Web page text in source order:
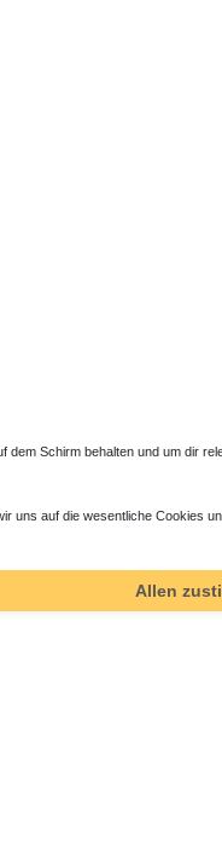
Schirm behalten und um dir
uns auf die wesentliche Cookies
Allen